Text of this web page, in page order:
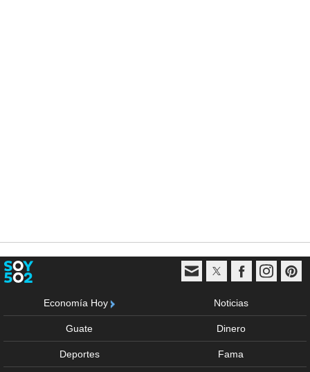
Economía Hoy Noticias
Guate Dinero
Deportes Fama